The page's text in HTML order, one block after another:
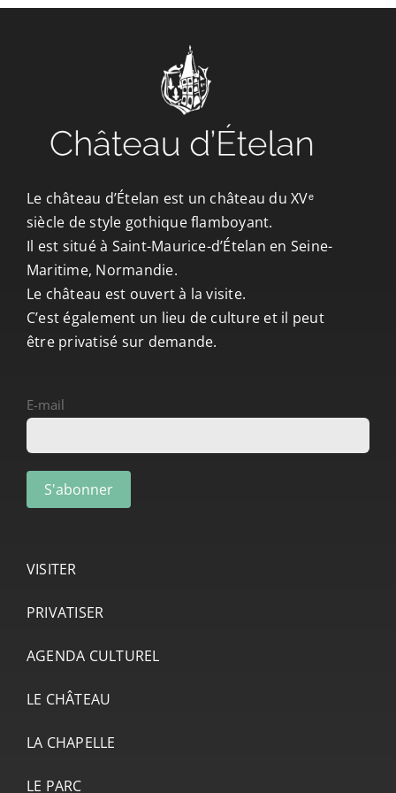
Le château d’Ételan est un château du XVᵉ
siècle de style gothique flamboyant.
Il est situé à Saint-Maurice-d’Ételan en Seine-
Maritime, Normandie.
Le château est ouvert à la visite.
C’est également un lieu de culture et il peut
être privatisé sur demande.
E-mail
VISITER
PRIVATISER
AGENDA CULTUREL
LE CHÂTEAU
LA CHAPELLE
LE PARC